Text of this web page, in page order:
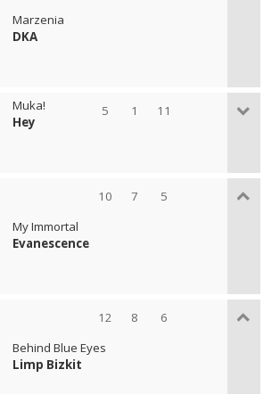
Marzenia
DKA
5 1 11
Muka!
Hey
10 7 5
My Immortal
Evanescence
12 8 6
Behind Blue Eyes
Limp Bizkit